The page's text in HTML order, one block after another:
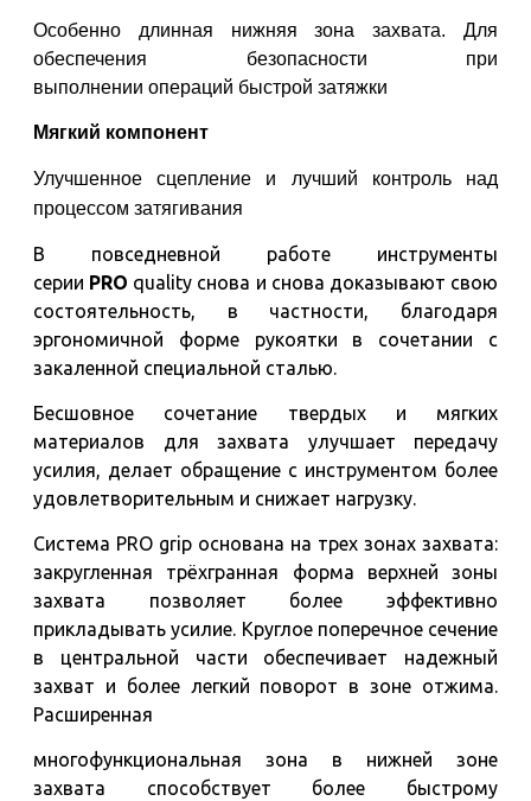
Особенно длинная нижняя зона захвата. Для
обеспечения безопасности при
выполнении операций быстрой затяжки
Мягкий компонент
Улучшенное сцепление и лучший контроль над
процессом затягивания
В повседневной работе инструменты
серии PRO quality снова и снова доказывают свою
состоятельность, в частности, благодаря
эргономичной форме рукоятки в сочетании с
закаленной специальной сталью.
Бесшовное сочетание твердых и мягких
материалов для захвата улучшает передачу
усилия, делает обращение с инструментом более
удовлетворительным и снижает нагрузку.
Система PRO grip основана на трех зонах захвата:
закругленная трёхгранная форма верхней зоны
захвата позволяет более эффективно
прикладывать усилие. Круглое поперечное сечение
в центральной части обеспечивает надежный
захват и более легкий поворот в зоне отжима.
Расширенная
многофункциональная зона в нижней зоне
захвата способствует более быстрому